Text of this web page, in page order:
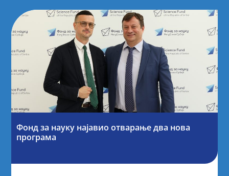
Фонд за науку најавио отварање два нова
програма